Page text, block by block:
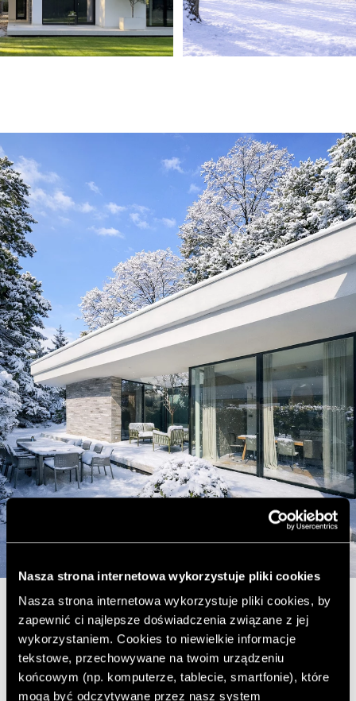
Nasza strona internetowa wykorzystuje pliki cookies
Nasza strona internetowa wykorzystuje pliki cookies, by
zapewnić ci najlepsze doświadczenia związane z jej
wykorzystaniem. Cookies to niewielkie informacje
tekstowe, przechowywane na twoim urządzeniu
końcowym (np. komputerze, tablecie, smartfonie), które
mogą być odczytywane przez nasz system
Istotnym ograniczeniem, które finalnie stało się
inspiracją, był długi i wąski kształt działki. Wielu
architektów z nim walczy, w tym przypadku
postanowiono tę opcję wykorzystać. Uporządkowano